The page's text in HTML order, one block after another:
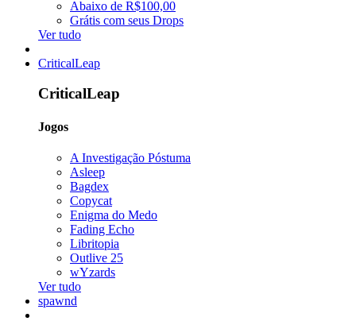
Abaixo de R$100,00
Grátis com seus Drops
Ver tudo
CriticalLeap
CriticalLeap
Jogos
A Investigação Póstuma
Asleep
Bagdex
Copycat
Enigma do Medo
Fading Echo
Libritopia
Outlive 25
wYzards
Ver tudo
spawnd